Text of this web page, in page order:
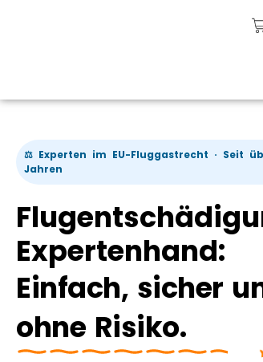
⚖️ Experten im EU-Fluggastrecht · Seit
Jahren
Expertenhand:
Einfach, sicher
ohne Risiko.